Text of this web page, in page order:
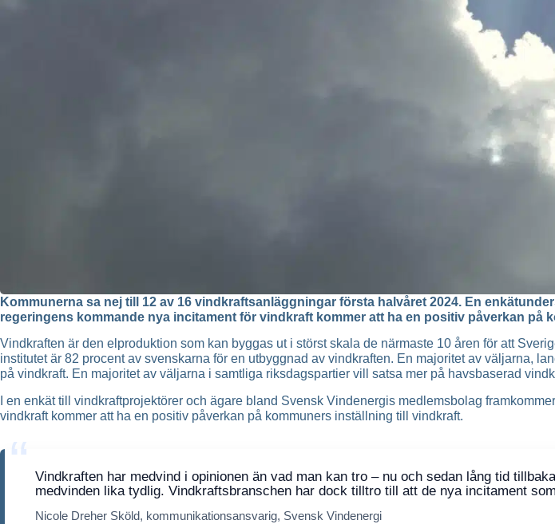
Kommunerna sa nej till 12 av 16 vindkraftsanläggningar första halvåret 2024. En
regeringens kommande nya incitament för vindkraft kommer att ha en positiv påverkan på
Vindkraften är den elproduktion som kan byggas ut i störst skala de närmaste 10 åren för att
institutet är 82 procent av svenskarna för en utbyggnad av vindkraften. En majoritet av väljarna,
på vindkraft. En majoritet av väljarna i samtliga riksdagspartier vill satsa mer på havsbaserad
I en enkät till vindkraftprojektörer och ägare bland Svensk Vindenergis medlemsbolag
vindkraft kommer att ha en positiv påverkan på kommuners inställning till vindkraft.
Vindkraften har medvind i opinionen än vad man kan tro – nu och sedan lång tid
medvinden lika tydlig. Vindkraftsbranschen har dock tilltro till att de nya incitament
Nicole Dreher Sköld, kommunikationsansvarig, Svensk Vindenergi